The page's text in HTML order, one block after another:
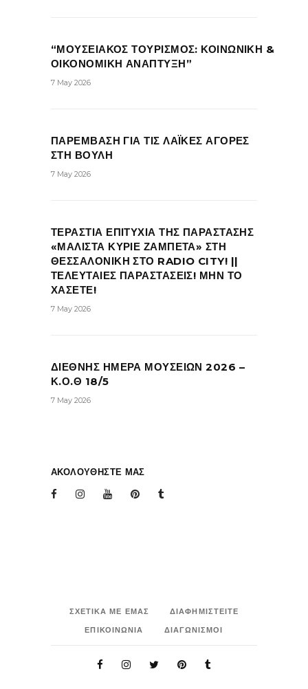
“ΜΟΥΣΕΙΑΚΟΣ ΤΟΥΡΙΣΜΟΣ: ΚΟΙΝΩΝΙΚΗ &
ΟΙΚΟΝΟΜΙΚΗ ΑΝΑΠΤΥΞΗ”
7 May 2026
ΠΑΡΕΜΒΑΣΗ ΓΙΑ ΤΙΣ ΛΑΪΚΕΣ ΑΓΟΡΕΣ
ΣΤΗ ΒΟΥΛΗ
7 May 2026
ΤΕΡΑΣΤΙΑ ΕΠΙΤΥΧΙΑ ΤΗΣ ΠΑΡΑΣΤΑΣΗΣ
«ΜΑΛΙΣΤΑ ΚΥΡΙΕ ΖΑΜΠΕΤΑ» ΣΤΗ
ΘΕΣΣΑΛΟΝΙΚΗ ΣΤΟ RADIO CITY! ||
ΤΕΛΕΥΤΑΙΕΣ ΠΑΡΑΣΤΑΣΕΙΣ! ΜΗΝ ΤΟ
ΧΑΣΕΤΕ!
7 May 2026
ΔΙΕΘΝΗΣ ΗΜΕΡΑ ΜΟΥΣΕΙΩΝ 2026 –
Κ.Ο.Θ 18/5
7 May 2026
ΑΚΟΛΟΥΘΗΣΤΕ ΜΑΣ
ΣΧΕΤΙΚΑ ΜΕ ΕΜΑΣ
ΔΙΑΦΗΜΙΣΤΕΙΤΕ
ΕΠΙΚΟΙΝΩΝΙΑ
ΔΙΑΓΩΝΙΣΜΟΙ